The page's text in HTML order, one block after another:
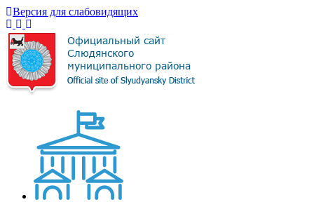
Версия для слабовидящих